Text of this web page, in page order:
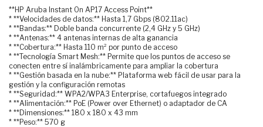
**HP Aruba Instant On AP17 Access Point**
* **Velocidades de datos:** Hasta 1,7 Gbps (802.11ac)
* **Bandas:** Doble banda concurrente (2,4 GHz y 5 GHz)
* **Antenas:** 4 antenas internas de alta ganancia
* **Cobertura:** Hasta 110 m² por punto de acceso
* **Tecnología Smart Mesh:** Permite que los puntos de acceso se
conecten entre sí inalámbricamente para ampliar la cobertura
* **Gestión basada en la nube:** Plataforma web fácil de usar para la
gestión y la configuración remotas
* **Seguridad:** WPA2/WPA3 Enterprise, cortafuegos integrado
* **Alimentación:** PoE (Power over Ethernet) o adaptador de CA
* **Dimensiones:** 180 x 180 x 43 mm
* **Peso:** 570 g